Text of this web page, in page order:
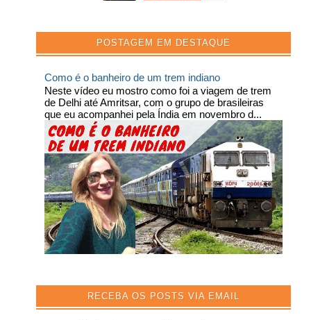
POSTAGEM EM DESTAQUE
Como é o banheiro de um trem indiano
Neste vídeo eu mostro como foi a viagem de trem
de Delhi até Amritsar, com o grupo de brasileiras
que eu acompanhei pela Índia em novembro d...
RECEBA OS POSTS VIA EMAIL